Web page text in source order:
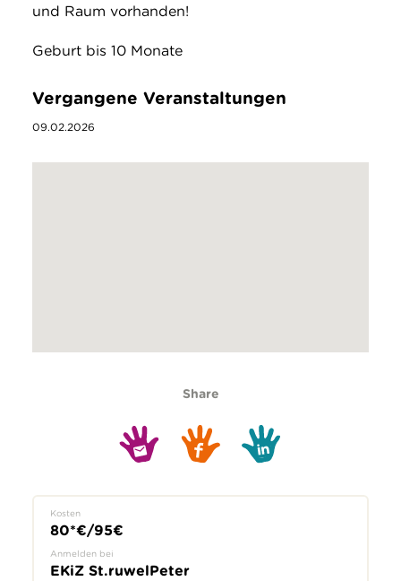
und Raum vorhanden!
Geburt bis 10 Monate
Vergangene Veranstaltungen
09.02.2026
Share
Kosten
80*€/95€
Anmelden bei
EKiZ St.ruwelPeter